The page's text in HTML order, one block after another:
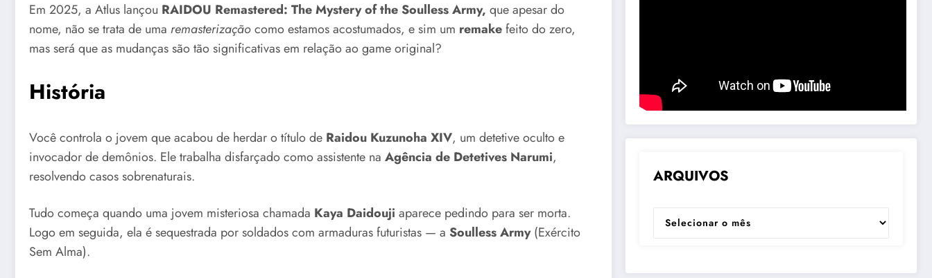
Em 2025, a Atlus lançou RAIDOU Remastered: The Mystery of the Soulless Army, que apesar do
nome, não se trata de uma remasterizaçãocomo estamos acostumados, e sim um remakefeito do zero,
mas será que as mudanças são tão significativas em relação ao game original?
História
Você controla o jovem que acabou de herdar o título de Raidou Kuzunoha XIV, um detetive oculto e
invocador de demônios. Ele trabalha disfarçado como assistente na Agência de Detetives Narumi,
resolvendo casos sobrenaturais.
Tudo começa quando uma jovem misteriosa chamada Kaya Daidouji aparece pedindo para ser morta.
Logo em seguida, ela é sequestrada por soldados com armaduras futuristas — a Soulless Army(Exército
Sem Alma).
ARQUIVOS
ARQUIVOS